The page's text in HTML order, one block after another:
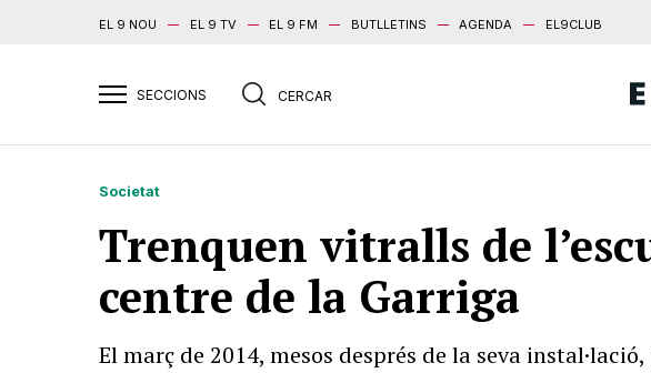
EL 9 NOU EL 9 TV EL 9 FM BUTLLETINS AGENDA EL9CLUB
Societat
Trenquen vitralls de
centre de la Garriga
El març de 2014, mesos després de la seva